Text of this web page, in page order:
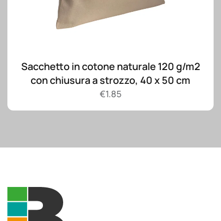
Sacchetto in cotone naturale 120 g/m2
con chiusura a strozzo, 40 x 50 cm
€1.85